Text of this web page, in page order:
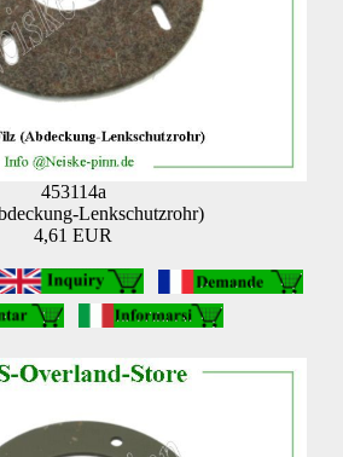
453114a
Lenkschutzrohr)
4,61 EUR